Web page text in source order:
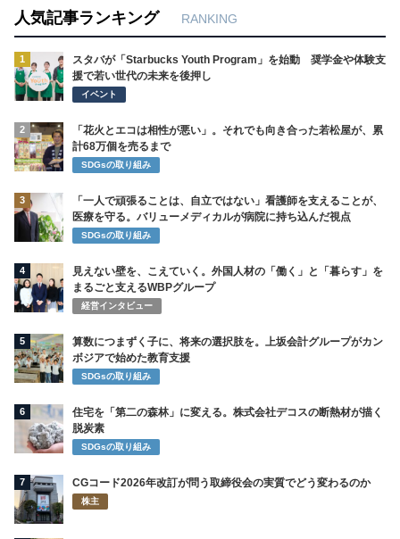
人気記事ランキング RANKING
1
スタバが「Starbucks Youth Program」を始動 奨学金や体験支
援で若い世代の未来を後押し
イベント
2
「花火とエコは相性が悪い」。それでも向き合った若松屋が、累
計68万個を売るまで
SDGsの取り組み
3
「一人で頑張ることは、自立ではない」看護師を支えることが、
医療を守る。バリューメディカルが病院に持ち込んだ視点
SDGsの取り組み
4
見えない壁を、こえていく。外国人材の「働く」と「暮らす」を
まるごと支えるWBPグループ
経営インタビュー
5
算数につまずく子に、将来の選択肢を。上坂会計グループがカン
ボジアで始めた教育支援
SDGsの取り組み
6
住宅を「第二の森林」に変える。株式会社デコスの断熱材が描く
脱炭素
SDGsの取り組み
7 CGコード2026年改訂が問う取締役会の実質でどう変わるのか
株主